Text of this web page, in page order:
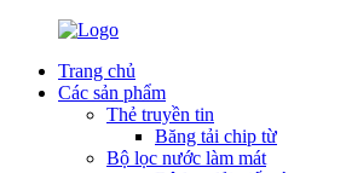
Trang chủ
Các sản phẩm
Thẻ truyền tin
Băng tải chip từ
Bộ lọc nước làm mát